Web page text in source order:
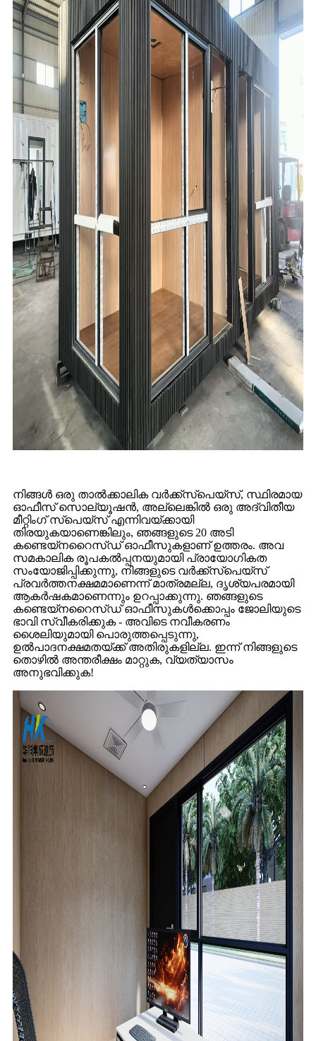
നിങ്ങൾ ഒരു താൽക്കാലിക വർക്ക്‌സ്‌പെയ്‌സ്, സ്ഥിരമായ
ഓഫീസ് സൊല്യൂഷൻ, അല്ലെങ്കിൽ ഒരു അദ്വിതീയ
മീറ്റിംഗ് സ്‌പെയ്‌സ് എന്നിവയ്‌ക്കായി
തിരയുകയാണെങ്കിലും, ഞങ്ങളുടെ 20 അടി
കണ്ടെയ്‌നറൈസ്ഡ് ഓഫീസുകളാണ് ഉത്തരം. അവ
സമകാലിക രൂപകൽപ്പനയുമായി പ്രായോഗികത
സംയോജിപ്പിക്കുന്നു, നിങ്ങളുടെ വർക്ക്‌സ്‌പെയ്‌സ്
പ്രവർത്തനക്ഷമമാണെന്ന് മാത്രമല്ല, ദൃശ്യപരമായി
ആകർഷകമാണെന്നും ഉറപ്പാക്കുന്നു. ഞങ്ങളുടെ
കണ്ടെയ്‌നറൈസ്ഡ് ഓഫീസുകൾക്കൊപ്പം ജോലിയുടെ
ഭാവി സ്വീകരിക്കുക - അവിടെ നവീകരണം
ശൈലിയുമായി പൊരുത്തപ്പെടുന്നു,
ഉൽപാദനക്ഷമതയ്ക്ക് അതിരുകളില്ല. ഇന്ന് നിങ്ങളുടെ
തൊഴിൽ അന്തരീക്ഷം മാറ്റുക, വ്യത്യാസം
അനുഭവിക്കുക!